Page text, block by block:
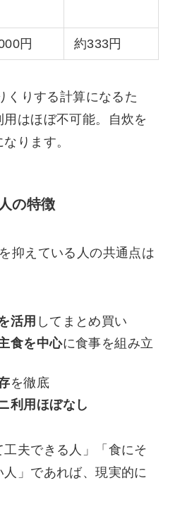
円 約333円
くりする計算になるた
はほぼ不可能。自炊を
ります。
の特徴
抑えている人の共通点は
活用 してまとめ買い
食を中心に食事を組み立
を徹底
利用ほぼなし
夫できる人」「食にそ
」であれば、現実的に